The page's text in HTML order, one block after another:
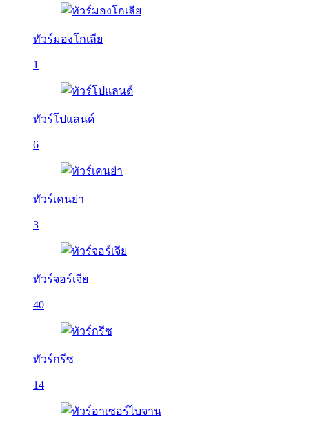
ทัวร์มองโกเลีย
1
ทัวร์โปแลนด์
6
ทัวร์เคนย่า
3
ทัวร์จอร์เจีย
40
ทัวร์กรีซ
14